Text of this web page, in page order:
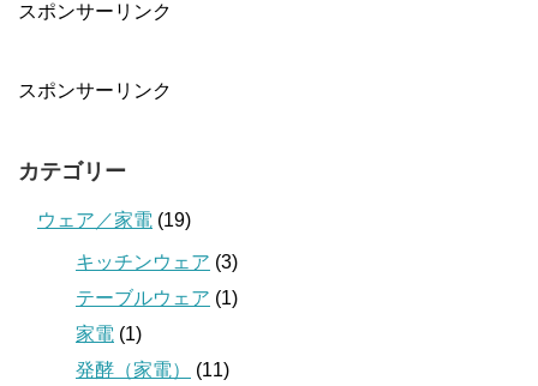
スポンサーリンク
スポンサーリンク
カテゴリー
ウェア／家電 (19)
キッチンウェア (3)
テーブルウェア (1)
家電 (1)
発酵（家電）
(11)